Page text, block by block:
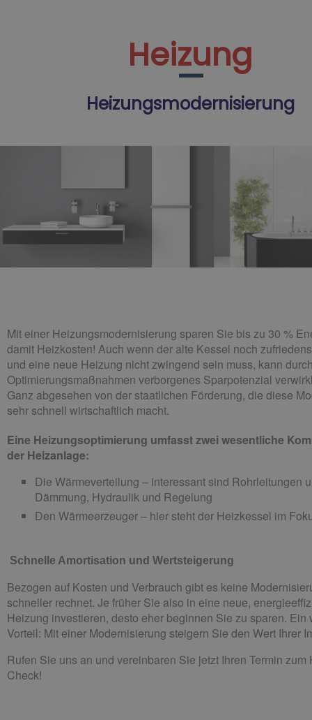
Heizung
Heizungsmodernisierung
Mit einer Heizungsmodernisierung sparen Sie bis zu 30 %
damit Heizkosten! Auch wenn der alte Kessel noch
und eine neue Heizung nicht zwingend sein muss, kann
Optimierungsmaßnahmen verborgenes Sparpotenzial
Ganz abgesehen von der staatlichen Förderung, die diese
sehr schnell wirtschaftlich macht.
Eine Heizungsoptimierung umfasst zwei wesentliche
der Heizanlage:
Die Wärmeverteilung – interessant sind Rohrleitungen
Dämmung, Hydraulik und Regelung
Den Wärmeerzeuger – hier steht der Heizkessel im
Schnelle Amortisation und Wertsteigerung
Bezogen auf Kosten und Verbrauch gibt es keine
schneller rechnet. Je früher Sie also in eine neue,
Heizung investieren, desto eher beginnen Sie zu sparen. Ein
Vorteil: Mit einer Modernisierung steigern Sie den Wert Ihrer
Rufen Sie uns an und vereinbaren Sie jetzt Ihren Termin zum
Check!